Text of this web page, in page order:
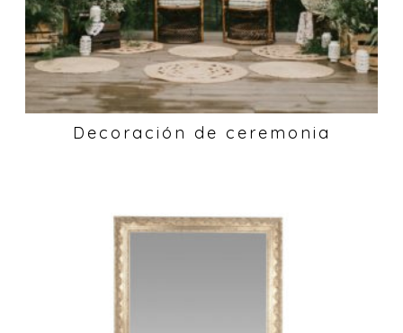
Decoración de ceremonia